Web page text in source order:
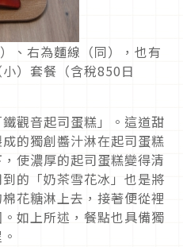
、右為麵線（同），也有
）套餐（含稅850日
觀音起司蛋糕」。這道甜
的獨創醬汁淋在起司蛋糕
使濃厚的起司蛋糕變得清
的「奶茶雪花冰」也是將
花糖淋上去，接著便從裡
如上所述，餐點也具備獨